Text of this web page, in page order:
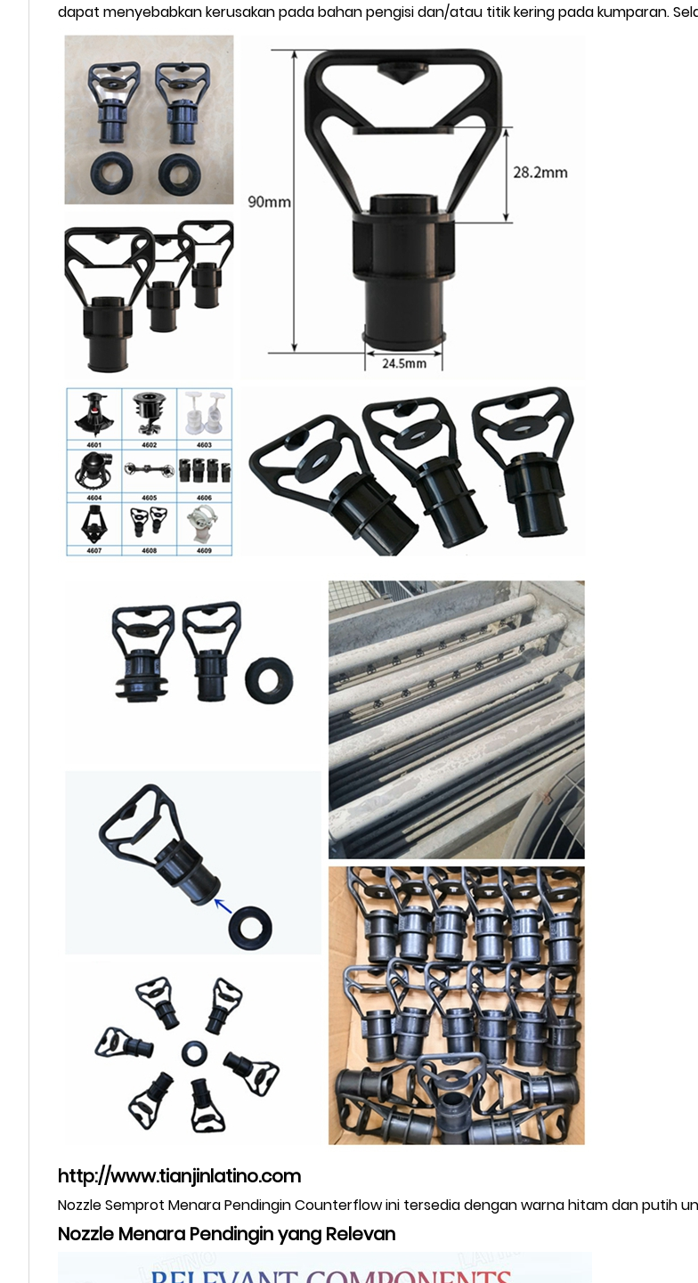
dapat menyebabkan kerusakan pada bahan pengisi dan/atau titik kering pada kumparan.
http://www.tianjinlatino.com
Nozzle Semprot Menara Pendingin Counterflow ini tersedia dengan warna hitam dan putih
Nozzle Menara Pendingin yang Relevan